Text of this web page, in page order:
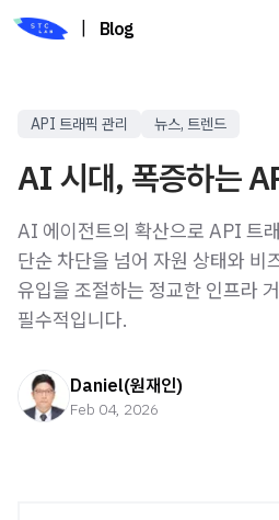
Blog
API 트래픽 관리 뉴스, 트렌드
AI 시대, 폭증하는
AI 에이전트의 확산으로 API 트
단순 차단을 넘어 자원 상태와 비
유입을 조절하는 정교한 인프라
필수적입니다.
Daniel(원재인)
Feb 04, 2026